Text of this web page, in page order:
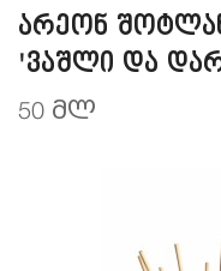
არეონ
'ვაშლი და
50 მლ